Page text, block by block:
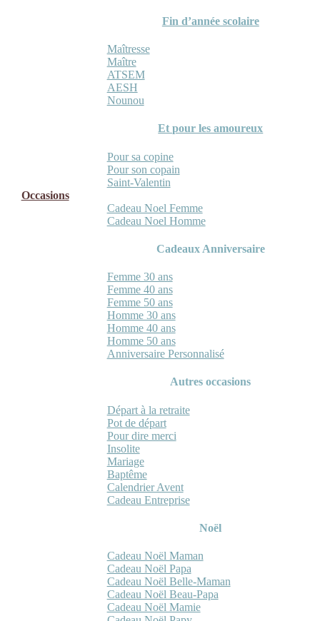
Fin d’année scolaire
Maîtresse
Maître
ATSEM
AESH
Nounou
Et pour les amoureux
Pour sa copine
Pour son copain
Saint-Valentin
Occasions
Cadeau Noel Femme
Cadeau Noel Homme
Cadeaux Anniversaire
Femme 30 ans
Femme 40 ans
Femme 50 ans
Homme 30 ans
Homme 40 ans
Homme 50 ans
Anniversaire Personnalisé
Autres occasions
Départ à la retraite
Pot de départ
Pour dire merci
Insolite
Mariage
Baptême
Calendrier Avent
Cadeau Entreprise
Noël
Cadeau Noël Maman
Cadeau Noël Papa
Cadeau Noël Belle-Maman
Cadeau Noël Beau-Papa
Cadeau Noël Mamie